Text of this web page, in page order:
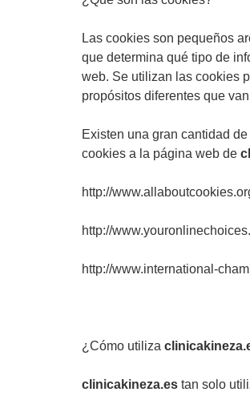
Las cookies son pequeños
que determina qué tipo de
web. Se utilizan las cookies
propósitos diferentes que
Existen una gran cantidad
cookies a la página web de
http://
http://
http://www.international-
¿Cómo utiliza
clinicakineza.es tan solo